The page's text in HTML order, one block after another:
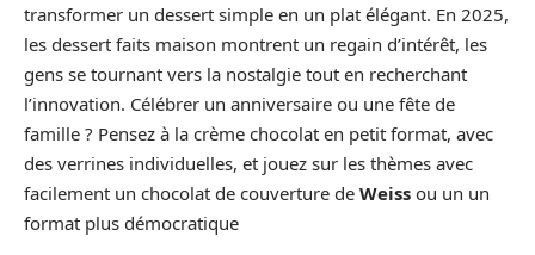
transformer un dessert simple en un plat élégant. En 2025,
les dessert faits maison montrent un regain d’intérêt, les
gens se tournant vers la nostalgie tout en recherchant
l’innovation. Célébrer un anniversaire ou une fête de
famille ? Pensez à la crème chocolat en petit format, avec
des verrines individuelles, et jouez sur les thèmes avec
facilement un chocolat de couverture de Weiss ou un un
format plus démocratique